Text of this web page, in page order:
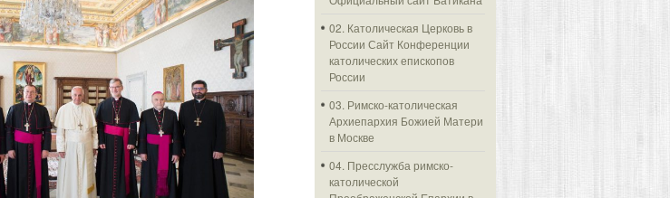
02. Католическая Церковь в
России Сайт Конференции
католических епископов
России
03. Римско-католическая
Архиепархия Божией Матери
в Москве
04. Пресслужба римско-
католической